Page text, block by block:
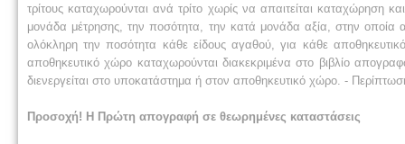
τρίτους καταχωρούνται ανά τρίτο χωρίς να απαιτείται καταχώρηση
μονάδα μέτρησης, την ποσότητα, την κατά μονάδα αξία, στην οποία
ολόκληρη την ποσότητα κάθε είδους αγαθού, για κάθε
αποθηκευτικό χώρο καταχωρούνται διακεκριμένα στο βιβλίο
διενεργείται στο υποκατάστημα ή στον αποθηκευτικό χώρο. -
Προσοχή! Η Πρώτη απογραφή σε θεωρημένες καταστάσεις